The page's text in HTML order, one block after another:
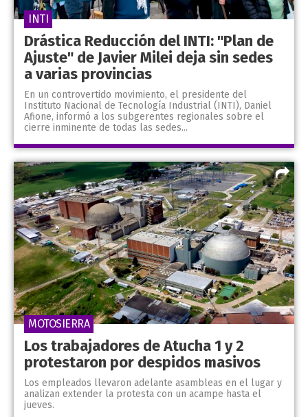
Drástica Reducción del INTI: "Plan de
Ajuste" de Javier Milei deja sin sedes
a varias provincias
En un controvertido movimiento, el presidente del
Instituto Nacional de Tecnología Industrial (INTI), Daniel
Afione, informó a los subgerentes regionales sobre el
cierre inminente de todas las sedes...
INTI
Los trabajadores de Atucha 1 y 2
protestaron por despidos masivos
Los empleados llevaron adelante asambleas en el lugar y
analizan extender la protesta con un acampe hasta el
jueves.
MOTOSIERRA